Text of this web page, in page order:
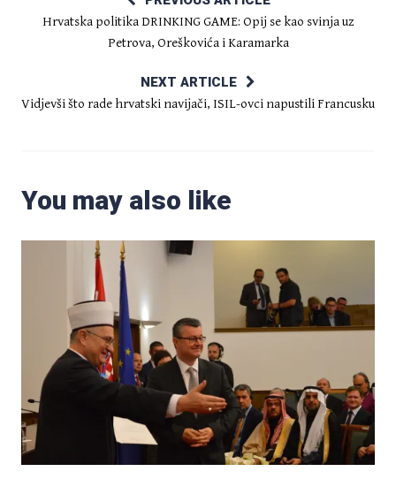
Hrvatska politika DRINKING GAME: Opij se kao svinja uz
Petrova, Oreškovića i Karamarka
NEXT ARTICLE
Vidjevši što rade hrvatski navijači, ISIL-ovci napustili Francusku
You may also like